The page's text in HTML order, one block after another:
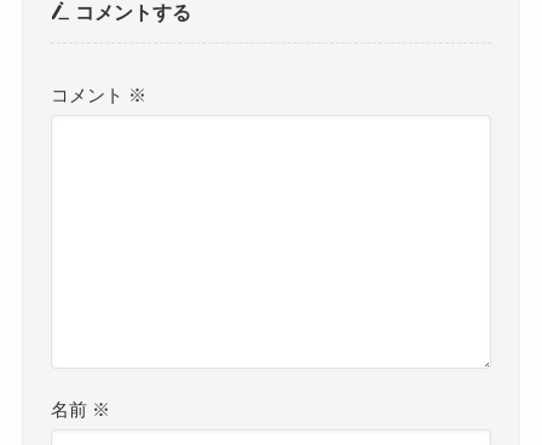
コメントする
コメント ※
名前 ※